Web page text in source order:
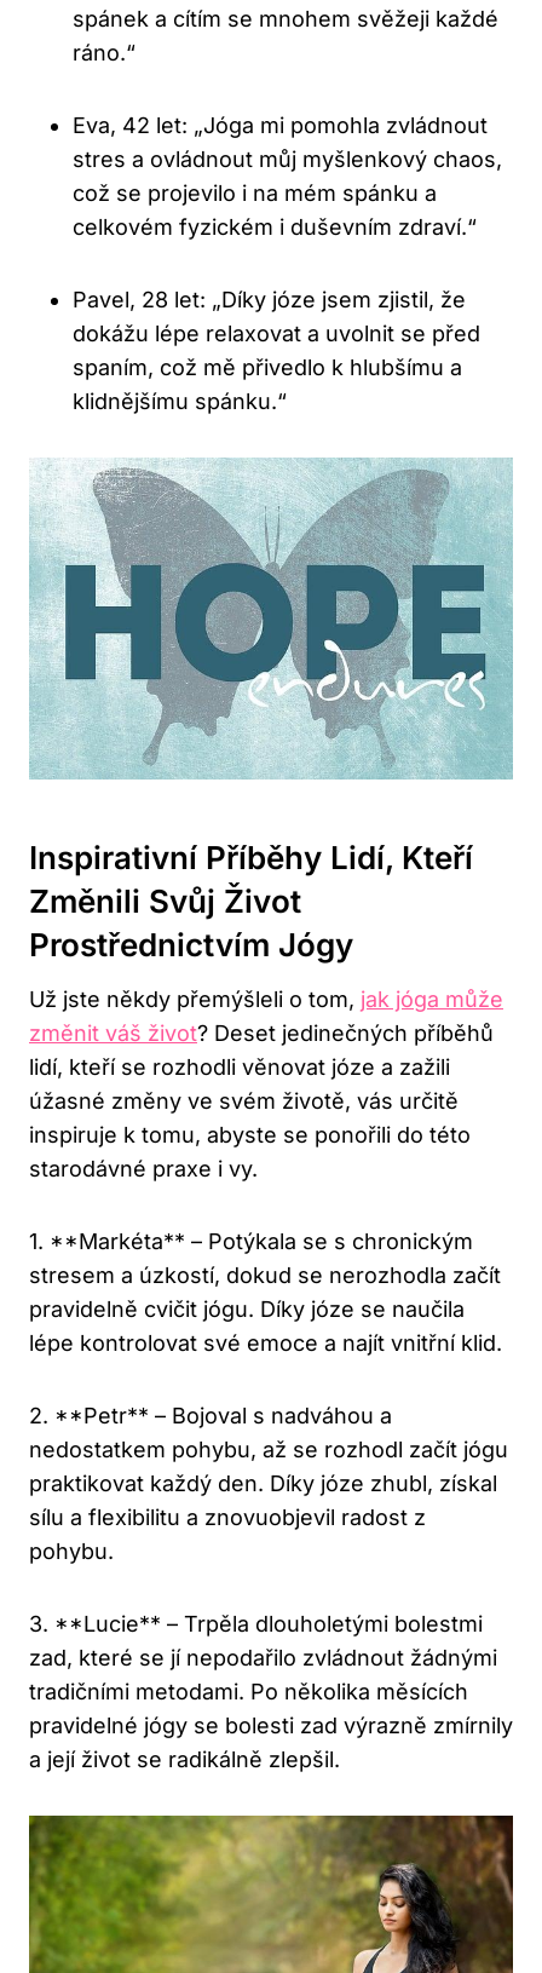
spánek a cítím se mnohem svěžeji každé
ráno.“
Eva, 42 let: „Jóga mi pomohla zvládnout
stres a ovládnout můj myšlenkový chaos,
což se projevilo i na mém spánku a
celkovém fyzickém i duševním zdraví.“
Pavel, 28 let: „Díky józe jsem zjistil, že
dokážu lépe relaxovat a uvolnit se před
spaním, což mě přivedlo k hlubšímu a
klidnějšímu spánku.“
Inspirativní Příběhy Lidí, Kteří
Změnili Svůj Život
Prostřednictvím Jógy
Už jste někdy přemýšleli o tom, jak jóga může
změnit váš život? Deset jedinečných příběhů
lidí, kteří se rozhodli věnovat józe a zažili
úžasné změny ve svém životě, vás určitě
inspiruje k tomu, abyste se ponořili do této
starodávné praxe i vy.
1. **Markéta** – Potýkala se s chronickým
stresem a úzkostí, dokud se nerozhodla začít
pravidelně cvičit jógu. Díky józe se naučila
lépe kontrolovat své emoce a najít vnitřní klid.
2. **Petr** – Bojoval s nadváhou a
nedostatkem pohybu, až se rozhodl začít jógu
praktikovat každý den. Díky józe zhubl, získal
sílu a flexibilitu a znovuobjevil radost z
pohybu.
3. **Lucie** – Trpěla dlouholetými bolestmi
zad, které se jí nepodařilo zvládnout žádnými
tradičními metodami. Po několika měsících
pravidelné jógy se bolesti zad výrazně zmírnily
a její život se radikálně zlepšil.